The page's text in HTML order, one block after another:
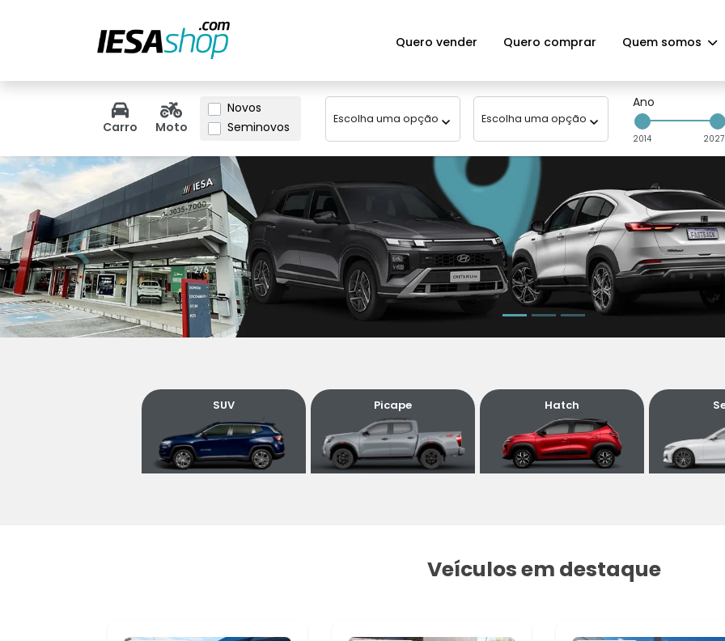
Quero vender Quero comprar Quem somos
Carro Moto
Novos
Seminovos
Marca: Modelo Ano
2014 2027